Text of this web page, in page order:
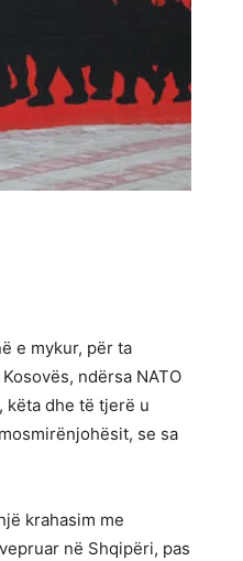
e mykur, për ta
ndërsa NATO
këta dhe të tjerë u
se sa
krahasim me
në Shqipëri, pas